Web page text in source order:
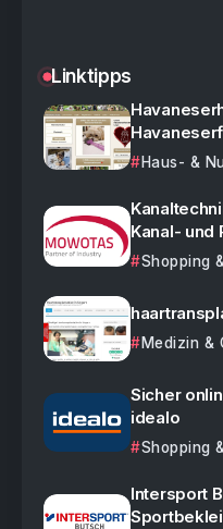
Linktipps
Haus- &
Kanal- und
Shopping
Medizin &
Sicher
idealo
Shopping
Intersport